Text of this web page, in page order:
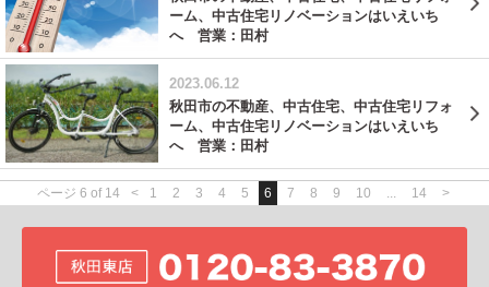
ーム、中古住宅リノベーションはいえいち
へ 営業：田村
2023.06.12
秋田市の不動産、中古住宅、中古住宅リフォ
ーム、中古住宅リノベーションはいえいち
へ 営業：田村
ページ 6 of 14 < 1 2 3 4 5 6 7 8 9 10 ... 14 >